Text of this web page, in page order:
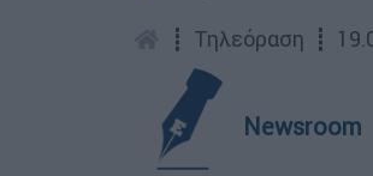
┋ Τηλεόραση ┋
Newsroom